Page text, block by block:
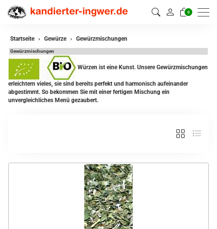
0
zurück
Gewürze
Gewürzmischungen
Startseite Gewürze Gewürzmischungen
Gewürzmischungen
Würzen ist eine Kunst. Unsere Gewürzmischungen
erleichtern vieles, sie sind bereits perfekt und harmonisch aufeinander
abgestimmt. So bekommen Sie mit einer fertigen Mischung ein
unvergleichliches Menü gezaubert.